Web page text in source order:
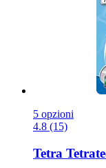
5 opzioni
4.8 (15)
Tetra